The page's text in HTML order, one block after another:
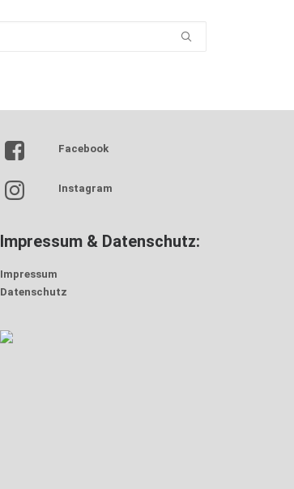
Facebook
Instagram
Impressum & Datenschutz:
Impressum
Datenschutz